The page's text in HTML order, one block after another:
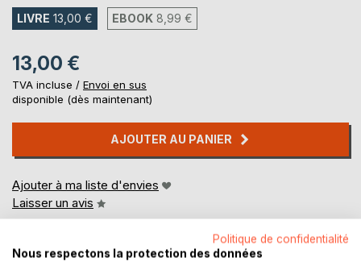
LIVRE 13,00 € EBOOK 8,99 €
13,00 €
TVA incluse / Envoi en sus
disponible (dès maintenant)
AJOUTER AU PANIER
Ajouter à ma liste d'envies
Laisser un avis
Politique de confidentialité
Nous respectons la protection des données